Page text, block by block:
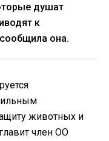
душат
к
она.
животных и
член ОО